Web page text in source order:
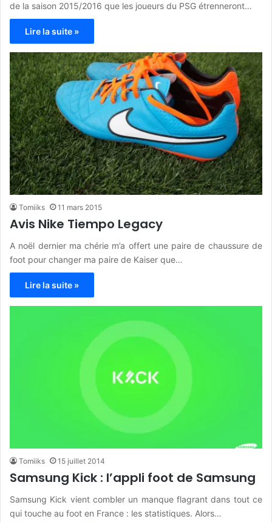
de la saison 2015/2016 que les joueurs du PSG étrenneront…
Lire la suite »
Tomiiks 11 mars 2015
Avis Nike Tiempo Legacy
A noël dernier ma chérie m’a offert une paire de chaussure de
foot pour changer ma paire de Kaiser que…
Lire la suite »
Tomiiks 15 juillet 2014
Samsung Kick : l’appli foot de Samsung
Samsung Kick vient combler un manque flagrant dans tout ce
qui touche au foot en France : les statistiques. Alors…